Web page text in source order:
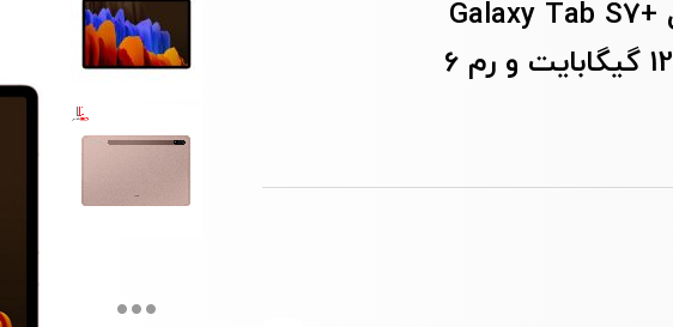
تبلت سامسونگ مدل Galaxy Tab S7+
SM-T975 ظرفیت 128 گیگابایت و رم 6